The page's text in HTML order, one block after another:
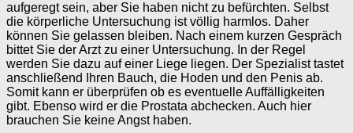
aufgeregt sein, aber Sie haben nicht zu befürchten. Selbst
die körperliche Untersuchung ist völlig harmlos. Daher
können Sie gelassen bleiben. Nach einem kurzen Gespräch
bittet Sie der Arzt zu einer Untersuchung. In der Regel
werden Sie dazu auf einer Liege liegen. Der Spezialist tastet
anschließend Ihren Bauch, die Hoden und den Penis ab.
Somit kann er überprüfen ob es eventuelle Auffälligkeiten
gibt. Ebenso wird er die Prostata abchecken. Auch hier
brauchen Sie keine Angst haben.